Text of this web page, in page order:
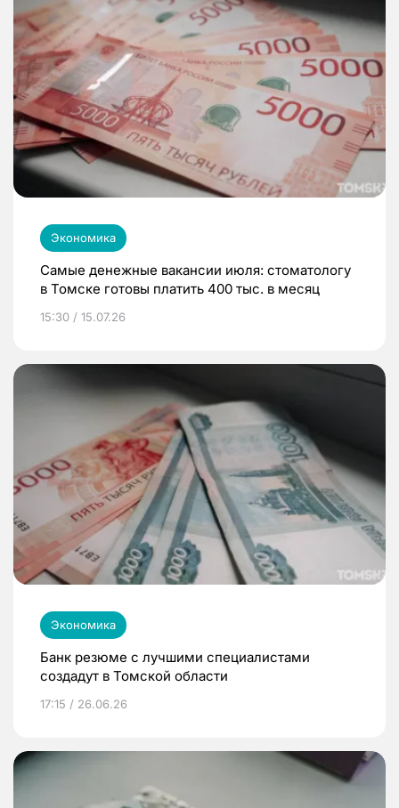
Экономика
Самые денежные вакансии июля: стоматологу
в Томске готовы платить 400 тыс. в месяц
15:30 / 15.07.26
Экономика
Банк резюме с лучшими специалистами
создадут в Томской области
17:15 / 26.06.26